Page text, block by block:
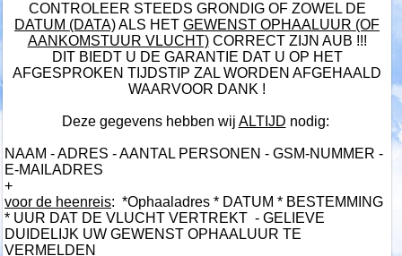
CONTROLEER STEEDS GRONDIG OF ZOWEL DE
DATUM (DATA)ALS HET GEWENST OPHAALUUR (OF
AANKOMSTUUR VLUCHT) CORRECT ZIJN AUB !!!
DIT BIEDT U DE GARANTIE DAT U OP HET
AFGESPROKEN TIJDSTIP ZAL WORDEN AFGEHAALD
WAARVOOR DANK !
Deze gegevens hebben wij ALTIJD nodig:
NAAM - ADRES - AANTAL PERSONEN - GSM-NUMMER -
E-MAILADRES
+
voor de heenreis: *Ophaaladres * DATUM * BESTEMMING
* UUR DAT DE VLUCHT VERTREKT - GELIEVE
DUIDELIJK UW GEWENST OPHAALUUR TE
VERMELDEN